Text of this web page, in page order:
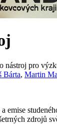
nástroj pro
Bárta, Martin
emise
zdrojů